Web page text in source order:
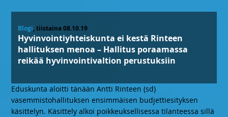
Blogi, tiistaina 08.10.19
Hyvinvointiyhteiskunta ei kestä Rinteen
hallituksen menoa – Hallitus poraamassa
reikää hyvinvointivaltion perustuksiin
Eduskunta aloitti tänään Antti Rinteen (sd)
vasemmistohallituksen ensimmäisen budjettiesityksen
käsittelyn. Käsittely alkoi poikkeuksellisessa tilanteessa sillä